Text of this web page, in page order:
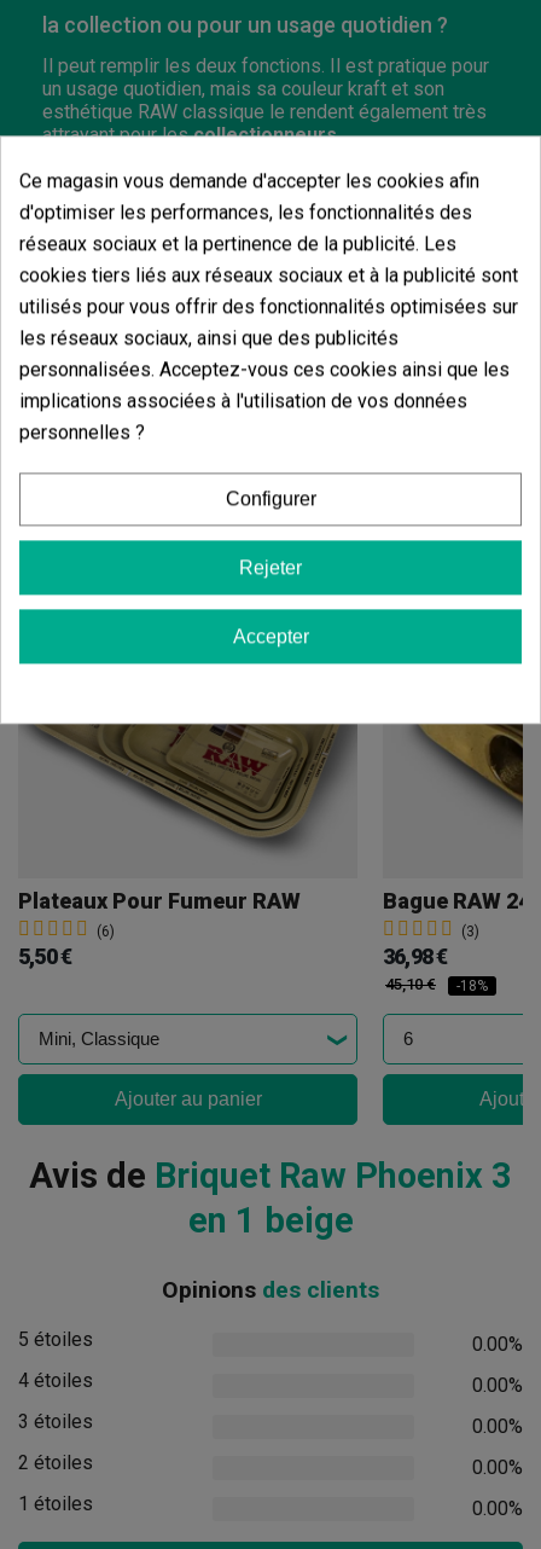
la collection ou pour un usage quotidien ?
Il peut remplir les deux fonctions. Il est pratique pour
un usage quotidien, mais sa couleur kraft et son
esthétique RAW classique le rendent également très
attrayant pour lescollectionneurs.
Quel gaz le briquet RAW Phoenix Beige
nécessite-t-il ?
Il fonctionne avec du
gaz butane compatible pour
les briquets rechargeables. Il est recommandé
d'utiliser du gaz de bonne qualité pour prendre soin
du système d'allumage.
Vous aimerez aussi
Plateaux Pour Fumeur RAW
(6)
5,50 €
Ajouter au panier
Bague RAW 24
(3)
36,98 €
45,10 € -18%
Avis de Briquet Raw Phoenix 3
en 1 beige
Opinions des clients
5 étoiles
0.00%
4 étoiles
0.00%
3 étoiles
0.00%
2 étoiles
0.00%
1 étoiles
0.00%
Ce magasin vous demande d'accepter les cookies afin
d'optimiser les performances, les fonctionnalités des
réseaux sociaux et la pertinence de la publicité. Les
cookies tiers liés aux réseaux sociaux et à la publicité sont
utilisés pour vous offrir des fonctionnalités optimisées sur
les réseaux sociaux, ainsi que des publicités
personnalisées. Acceptez-vous ces cookies ainsi que les
implications associées à l'utilisation de vos données
personnelles ?
Configurer
Rejeter
Accepter